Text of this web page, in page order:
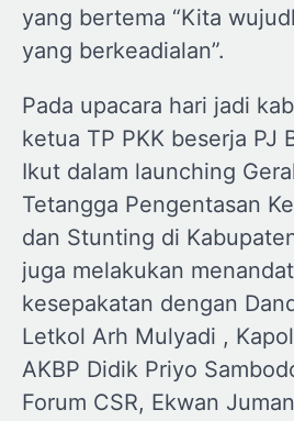
yang bertema “Kita
yang berkeadialan”.
Pada upacara hari jadi
ketua TP PKK beserja PJ
Ikut dalam launching
Tetangga Pengentasan
dan Stunting di
juga melakukan
kesepakatan dengan
Letkol Arh Mulyadi ,
AKBP Didik Priyo
Forum CSR, Ekwan